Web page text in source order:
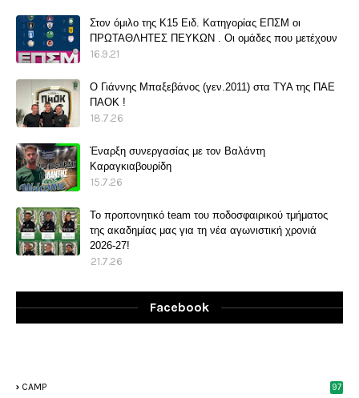
Στον όμιλο της Κ15 Ειδ. Κατηγορίας ΕΠΣΜ οι
ΠΡΩΤΑΘΛΗΤΕΣ ΠΕΥΚΩΝ . Οι ομάδες που μετέχουν
16.9.21
O Γιάννης Μπαξεβάνος (γεν.2011) στα ΤΥΑ της ΠΑΕ
ΠΑΟΚ !
18.7.26
Έναρξη συνεργασίας με τον Βαλάντη
Καραγκιαβουρίδη
15.7.26
Το προπονητικό team του ποδοσφαιρικού τμήματος
της ακαδημίας μας για τη νέα αγωνιστική χρονιά
2026-27!
21.7.26
Facebook
CAMP 97